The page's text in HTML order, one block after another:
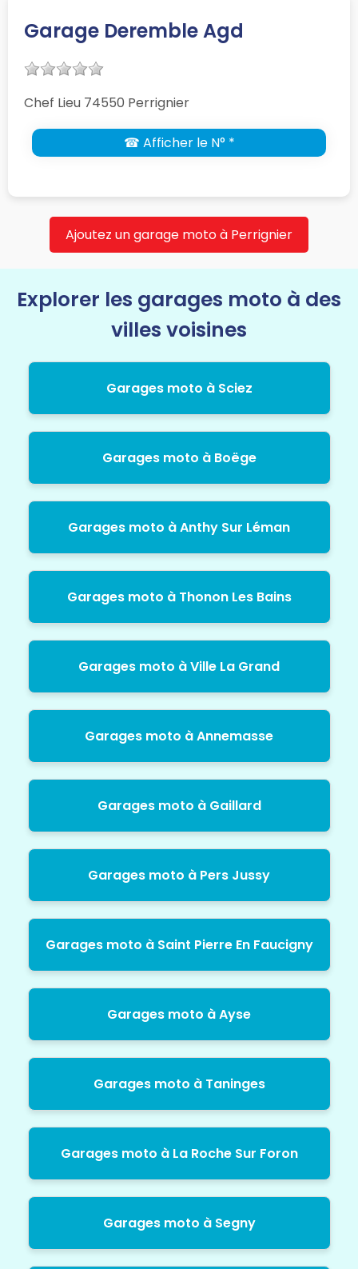
Garage Deremble Agd
Chef Lieu 74550 Perrignier
☎ Afficher le N° *
Ajoutez un garage moto à Perrignier
Explorer les garages moto à des
villes voisines
Garages moto à Sciez
Garages moto à Boëge
Garages moto à Anthy Sur Léman
Garages moto à Thonon Les Bains
Garages moto à Ville La Grand
Garages moto à Annemasse
Garages moto à Gaillard
Garages moto à Pers Jussy
Garages moto à Saint Pierre En Faucigny
Garages moto à Ayse
Garages moto à Taninges
Garages moto à La Roche Sur Foron
Garages moto à Segny